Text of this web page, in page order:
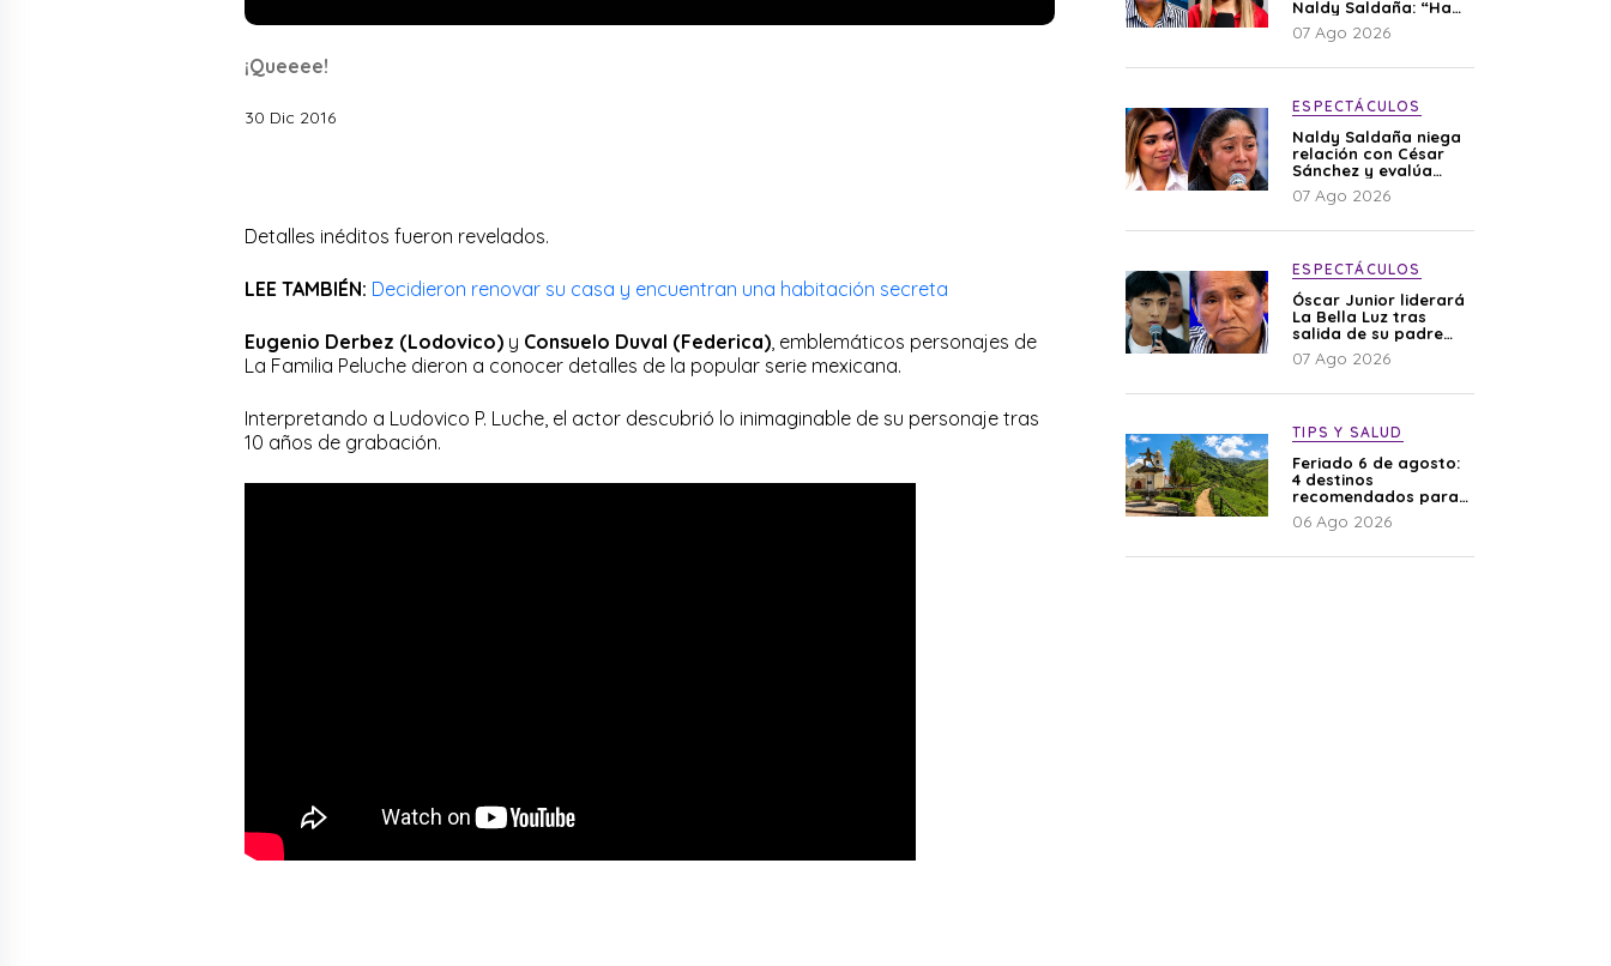
¡Queeee!
30 Dic 2016
Detalles inéditos fueron revelados.
LEE TAMBIÉN: Decidieron renovar su casa y encuentran una habitación secreta
Eugenio Derbez (Lodovico) y Consuelo Duval (Federica) , emblemáticos personajes de
La Familia Peluche dieron a conocer detalles de la popular serie mexicana.
Interpretando a Ludovico P. Luche, el actor descubrió lo inimaginable de su personaje tras
10 años de grabación.
Naldy Saldaña: “Hay
cosas que de repente
se han editado”
07 Ago 2026
ESPECTÁCULOS
Naldy Saldaña niega
relación con César
Sánchez y evalúa
denunciar a su
esposa: “Es una
07 Ago 2026
ESPECTÁCULOS
Óscar Junior liderará
La Bella Luz tras
salida de su padre
por polémica con
Naldy Saldaña
07 Ago 2026
TIPS Y SALUD
Feriado 6 de agosto:
4 destinos
recomendados para
disfrutar el descanso
06 Ago 2026